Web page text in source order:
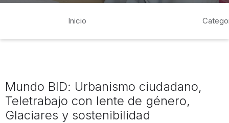
Inicio
Mundo BID: Urbanismo ciudadano,
Teletrabajo con lente de género,
Glaciares y sostenibilidad